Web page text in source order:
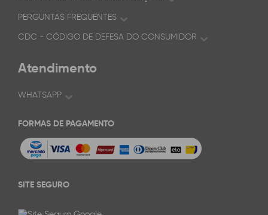
PERGUNTAS FREQUENTES
CDC - CÓDIGO DE DEFESA DO CONSUMIDOR
Atendimento
WHATSAPP
FORMAS DE PAGAMENTO
SITE SEGURO